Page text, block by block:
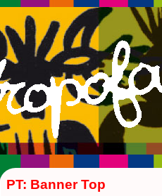
PT: Banner Top